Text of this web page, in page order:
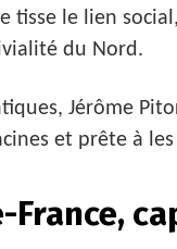
tisse le lien
du Nord.
Jérôme
et prête à